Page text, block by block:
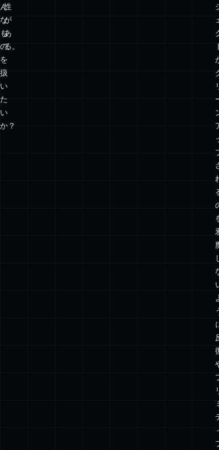
し
れ
な
い。
そ
ん
な
も
の
を
変
わ
る
可
能
性
が
あ
る。